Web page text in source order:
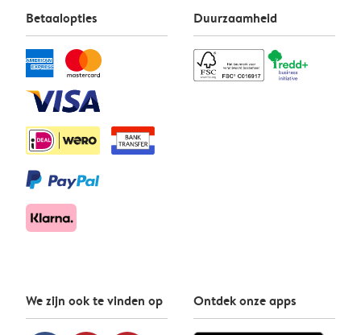
Betaalopties Duurzaamheid
We zijn ook te vinden op Ontdek onze apps